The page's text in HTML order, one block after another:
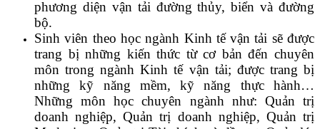
phương diện vận tải đường thủy, biển và đường
bộ.
Sinh viên theo học ngành Kinh tế vận tải sẽ được
trang bị những kiến thức từ cơ bản đến chuyên
môn trong ngành Kinh tế vận tải; được trang bị
những kỹ năng mềm, kỹ năng thực hành…
Những môn học chuyên ngành như: Quản trị
doanh nghiệp, Quản trị doanh nghiệp, Quản trị